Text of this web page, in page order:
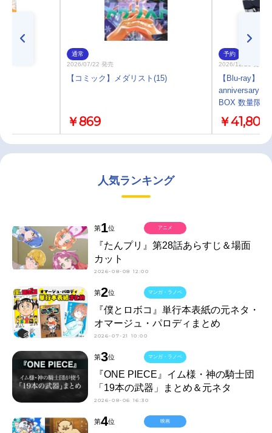
通常
2026/07/22 発売
【コミック】メダリスト(15)
￥869
予約
2026/12/23 発売
【Blu-ray】
anniversary
BOX 数量限定
￥41,800
人気ランキング
第1位
『たんプリ』第28話あらすじ＆場面
カット
2026-08-08 12:00
アニメ
第2位
『僕とロボコ』単行本表紙の元ネタ・
オマージュ・パロディまとめ
2026-07-21 10:00
マンガ・ラノベ
第3位
『ONE PIECE』イム様・神の騎士団
「19本の武器」まとめ＆元ネタ
2026-08-06 16:30
マンガ・ラノベ
第4位 映画